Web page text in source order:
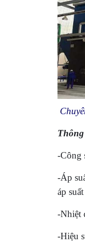
-Công
-Áp
áp
-Nhiệt
-Hiệu